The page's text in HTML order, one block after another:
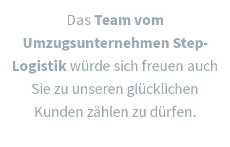
Das Team vom
Umzugsunternehmen Step-
Logistik würde sich freuen auch
Sie zu unseren glücklichen
Kunden zählen zu dürfen.